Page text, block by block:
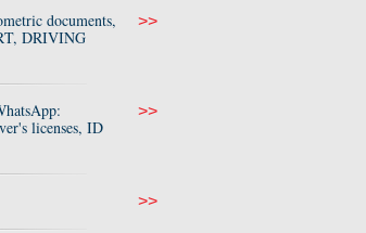
documents,
DRIVING
>>
licenses, ID
>>
>>